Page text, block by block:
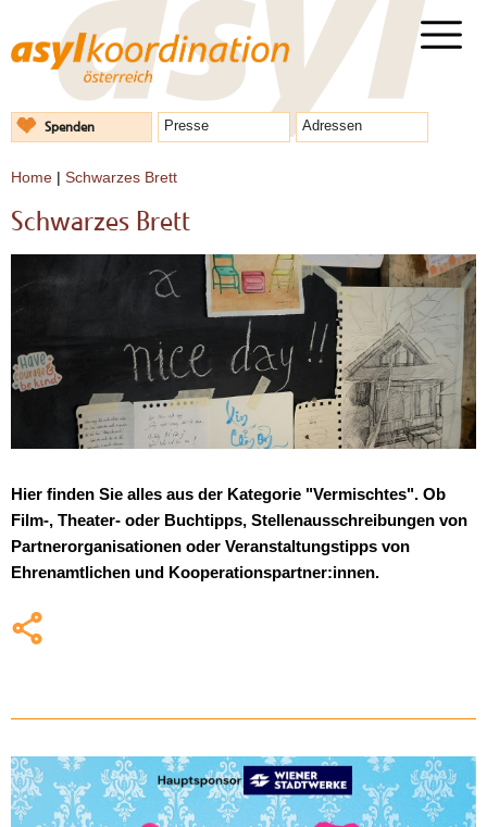
Spenden Presse Adressen
Home | Schwarzes Brett
Schwarzes Brett
Hier finden Sie alles aus der Kategorie "Vermischtes". Ob
Film-, Theater- oder Buchtipps, Stellenausschreibungen von
Partnerorganisationen oder Veranstaltungstipps von
Ehrenamtlichen und Kooperationspartner:innen.